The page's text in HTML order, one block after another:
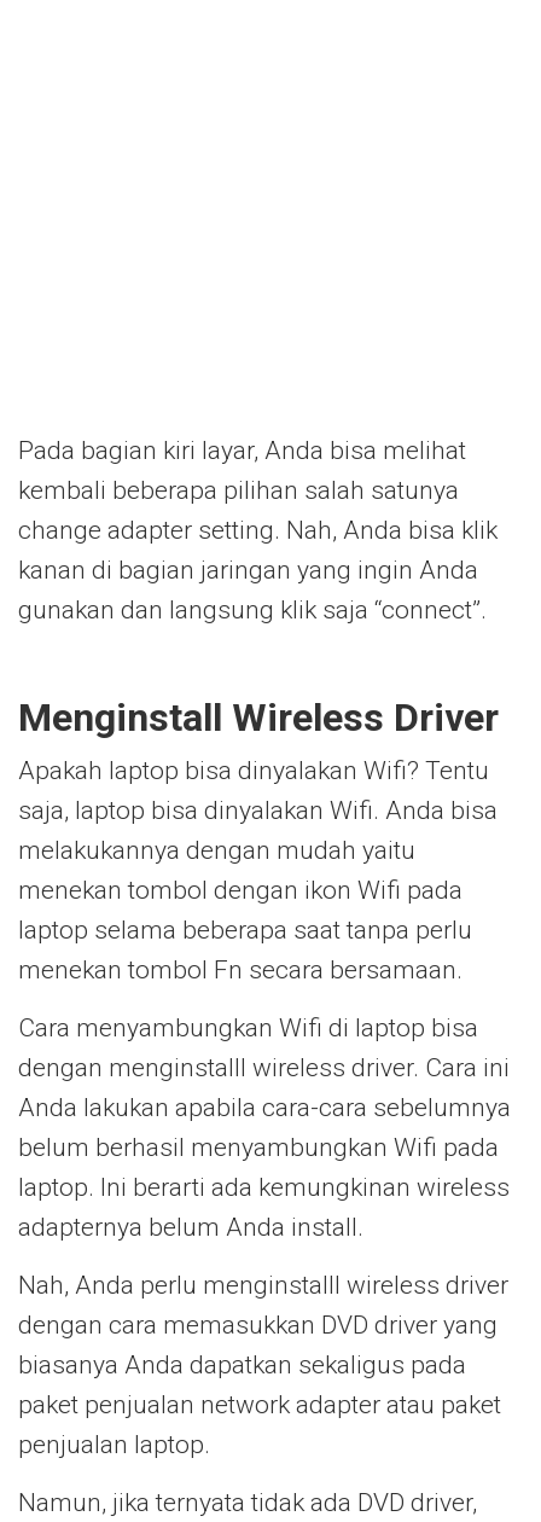
Pada bagian kiri layar, Anda bisa melihat
kembali beberapa pilihan salah satunya
change adapter setting. Nah, Anda bisa klik
kanan di bagian jaringan yang ingin Anda
gunakan dan langsung klik saja “connect”.
Menginstall Wireless Driver
Apakah laptop bisa dinyalakan Wifi? Tentu
saja, laptop bisa dinyalakan Wifi. Anda bisa
melakukannya dengan mudah yaitu
menekan tombol dengan ikon Wifi pada
laptop selama beberapa saat tanpa perlu
menekan tombol Fn secara bersamaan.
Cara menyambungkan Wifi di laptop bisa
dengan menginstalll wireless driver. Cara ini
Anda lakukan apabila cara-cara sebelumnya
belum berhasil menyambungkan Wifi pada
laptop. Ini berarti ada kemungkinan wireless
adapternya belum Anda install.
Nah, Anda perlu menginstalll wireless driver
dengan cara memasukkan DVD driver yang
biasanya Anda dapatkan sekaligus pada
paket penjualan network adapter atau paket
penjualan laptop.
Namun, jika ternyata tidak ada DVD driver,